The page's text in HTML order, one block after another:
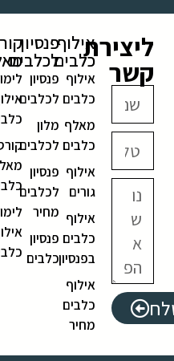
ליצירת
קשר
אילוף
כלבים
אילוף
כלבים
מאלף
כלבים
אילוף
גורים
אילוף
כלבים
בפנסיון
אילוף
כלבים
מחיר
פנסיון
לכלבים
פנסיון
לכלבים
מלון
לכלבים
פנסיון
לכלבים
מחיר
פנסיון
כלבים